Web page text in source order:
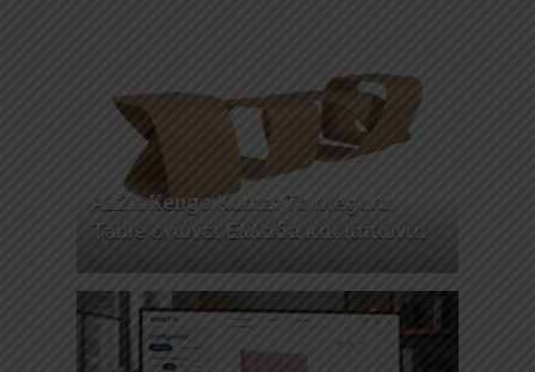
AL2 x Kengo Kuma: Το Meguru
Table ενώνει Ελλάδα και Ιαπωνία